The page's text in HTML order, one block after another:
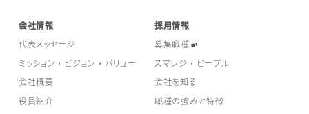
会社情報
代表メッセージ
ミッション・ビジョン・バリュー
会社概要
役員紹介
採用情報
募集職種
スマレジ・ピープル
会社を知る
職種の強みと特徴